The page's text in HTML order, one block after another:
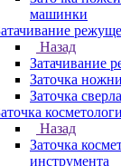
машинки
Назад
Затачивание
Заточка
Заточка сверла
Назад
Заточка
инструмента